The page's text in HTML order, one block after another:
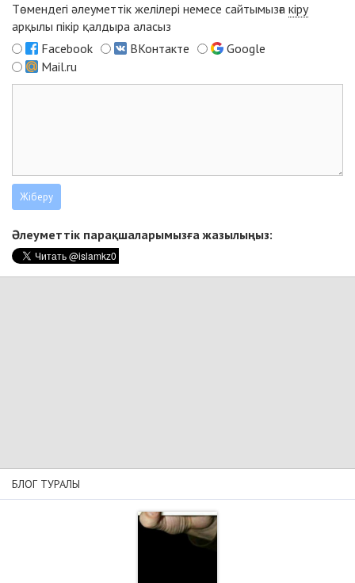
Төмендегі әлеуметтік желілері немесе сайтымызға кіру
арқылы пікір қалдыра аласыз
Facebook
ВКонтакте
Google
Mail.ru
Әлеуметтік парақшаларымызға жазылыңыз:
БЛОГ ТУРАЛЫ